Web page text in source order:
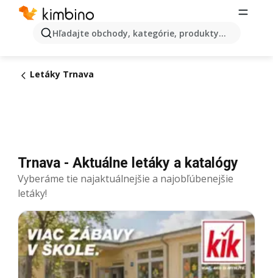
Hľadajte obchody, kategórie, produkty...
Letáky Trnava
Trnava - Aktuálne letáky a katalógy
Vyberáme tie najaktuálnejšie a najobľúbenejšie
letáky!